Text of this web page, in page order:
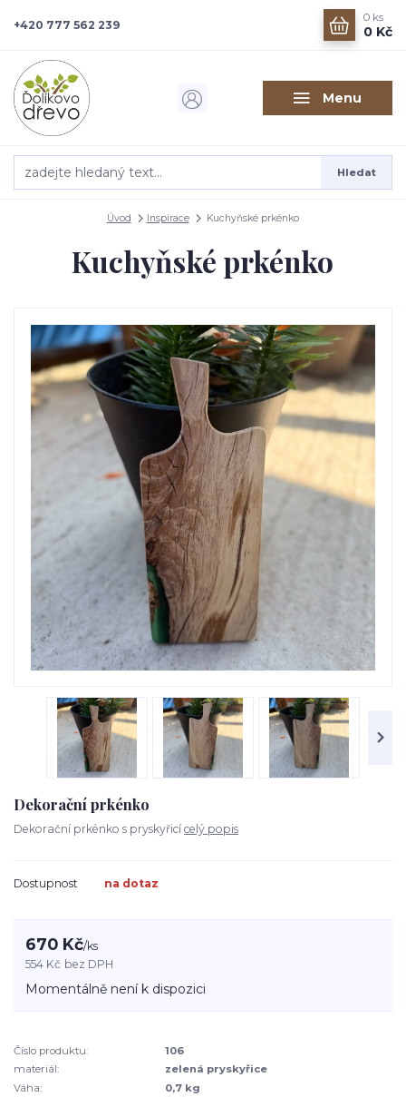
Menu
Hledat
+420 777 562 239
0 ks
0 Kč
Úvod Inspirace Kuchyňské prkénko
Kuchyňské prkénko
Dekorační prkénko
Dekorační prkénko s pryskyřicí celý popis
Dostupnost na dotaz
670 Kč/ks
554 Kč bez DPH
Momentálně není k dispozici
Číslo produktu:
106
materiál:
zelená pryskyřice
Váha:
0,7 kg